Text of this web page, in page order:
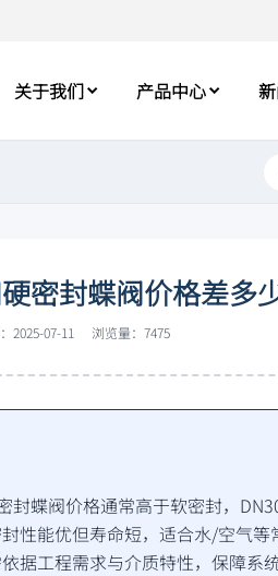
关于我们 产品中心
密封蝶阀价格差多
2025-07-11 浏览量：7475
蝶阀价格通常高于软密封，
性能优但寿命短，适合水/空气
据工程需求与介质特性，保障系统